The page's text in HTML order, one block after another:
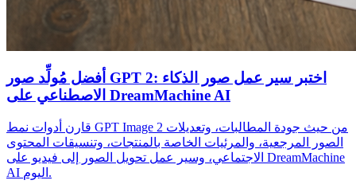
أفضل مُولِّد صور GPT 2: اختبر سير عمل صور الذكاء
الاصطناعي على DreamMachine AI
قارن أدوات نمط GPT Image 2 من حيث جودة المطالبات، وتعديلات
الصور المرجعية، والمرئيات الخاصة بالمنتجات، وتنسيقات المحتوى
الاجتماعي، وسير عمل تحويل الصور إلى فيديو على DreamMachine
AI اليوم.